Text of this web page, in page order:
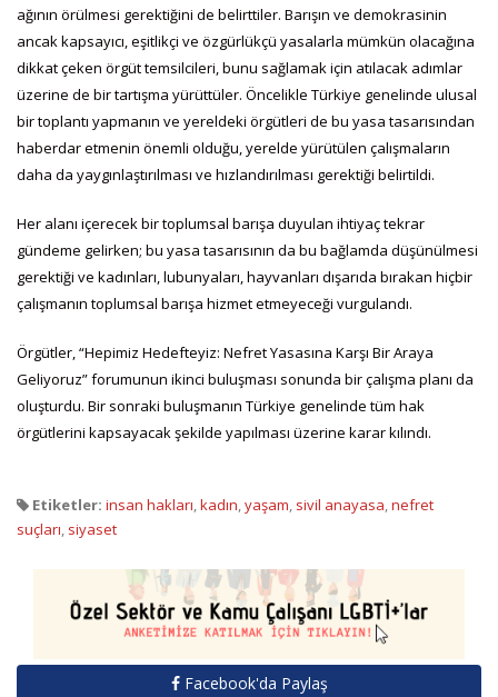
ağının örülmesi gerektiğini de belirttiler. Barışın ve demokrasinin
ancak kapsayıcı, eşitlikçi ve özgürlükçü yasalarla mümkün olacağına
dikkat çeken örgüt temsilcileri, bunu sağlamak için atılacak adımlar
üzerine de bir tartışma yürüttüler. Öncelikle Türkiye genelinde ulusal
bir toplantı yapmanın ve yereldeki örgütleri de bu yasa tasarısından
haberdar etmenin önemli olduğu, yerelde yürütülen çalışmaların
daha da yaygınlaştırılması ve hızlandırılması gerektiği belirtildi.
Her alanı içerecek bir toplumsal barışa duyulan ihtiyaç tekrar
gündeme gelirken; bu yasa tasarısının da bu bağlamda düşünülmesi
gerektiği ve kadınları, lubunyaları, hayvanları dışarıda bırakan hiçbir
çalışmanın toplumsal barışa hizmet etmeyeceği vurgulandı.
Örgütler, “Hepimiz Hedefteyiz: Nefret Yasasına Karşı Bir Araya
Geliyoruz” forumunun ikinci buluşması sonunda bir çalışma planı da
oluşturdu. Bir sonraki buluşmanın Türkiye genelinde tüm hak
örgütlerini kapsayacak şekilde yapılması üzerine karar kılındı.
Etiketler: insan hakları,kadın,yaşam, sivil anayasa,nefret
suçları, siyaset
Facebook'da Paylaş